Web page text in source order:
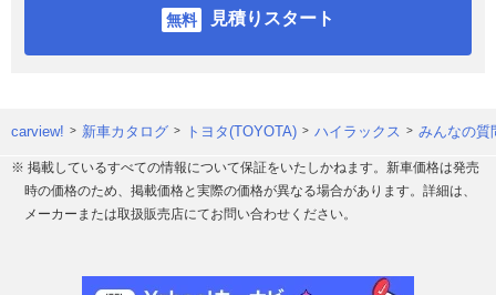
見積りスタート
carview! 新車カタログ トヨタ(TOYOTA) ハイラックス みんなの質
※ 掲載しているすべての情報について保証をいたしかねます。新車価格は発売
時の価格のため、掲載価格と実際の価格が異なる場合があります。詳細は、
メーカーまたは取扱販売店にてお問い合わせください。